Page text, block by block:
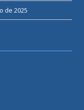
de 2025